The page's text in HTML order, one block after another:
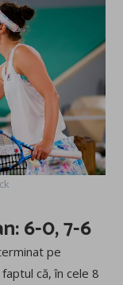
6-0, 7-6
pe
că, în cele 8